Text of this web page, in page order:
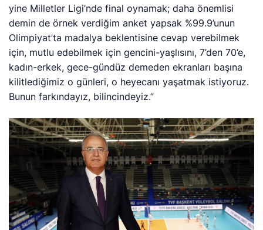
yine Milletler Ligi’nde final oynamak; daha önemlisi
demin de örnek verdiğim anket yapsak %99.9’unun
Olimpiyat’ta madalya beklentisine cevap verebilmek
için, mutlu edebilmek için gencini-yaşlısını, 7’den 70’e,
kadın-erkek, gece-gündüz demeden ekranları başına
kilitlediğimiz o günleri, o heyecanı yaşatmak istiyoruz.
Bunun farkındayız, bilincindeyiz.”